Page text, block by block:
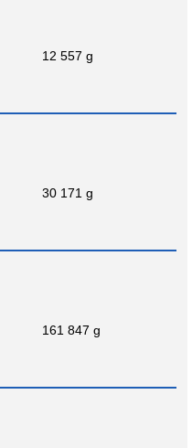
12 557 g
30 171 g
161 847 g